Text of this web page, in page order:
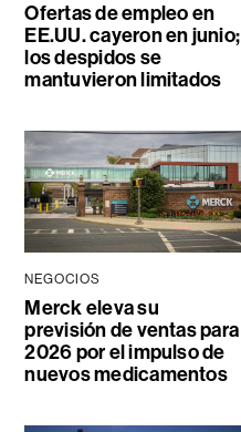
Ofertas de empleo en
EE.UU. cayeron en junio;
los despidos se
mantuvieron limitados
NEGOCIOS
Merck eleva su
previsión de ventas para
2026 por el impulso de
nuevos medicamentos